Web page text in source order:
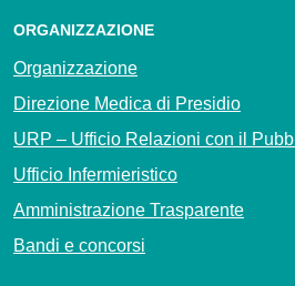
ORGANIZZAZIONE
Organizzazione
Direzione Medica di Presidio
URP – Ufficio Relazioni con il
Ufficio Infermieristico
Amministrazione Trasparente
Bandi e concorsi